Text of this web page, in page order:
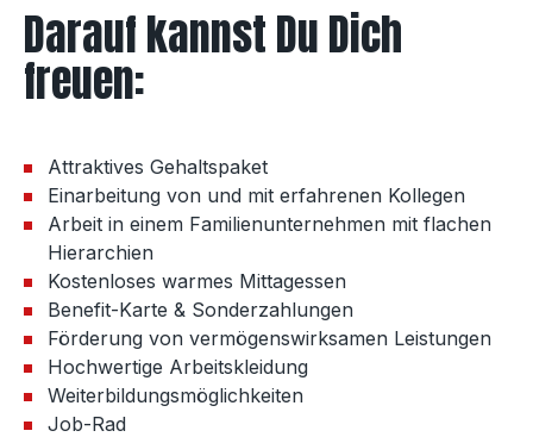
Darauf kannst Du Dich
freuen:
Attraktives Gehaltspaket
Einarbeitung von und mit erfahrenen Kollegen
Arbeit in einem Familienunternehmen mit flachen
Hierarchien
Kostenloses warmes Mittagessen
Benefit-Karte & Sonderzahlungen
Förderung von vermögenswirksamen Leistungen
Hochwertige Arbeitskleidung
Weiterbildungsmöglichkeiten
Job-Rad